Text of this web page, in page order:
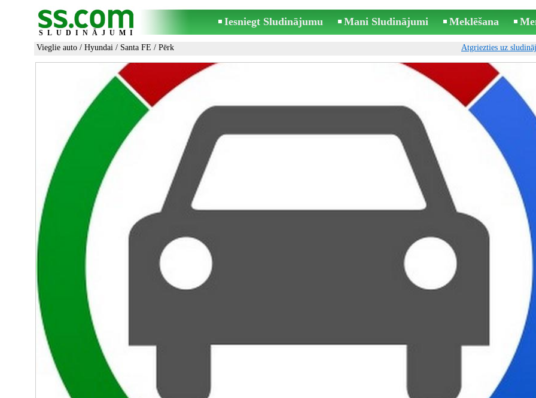
SLUDINĀJUMI
Iesniegt Sludinājumu Mani Sludinājumi Meklēšana
Vieglie auto / Hyundai / Santa FE / Pērk Atgriezties uz